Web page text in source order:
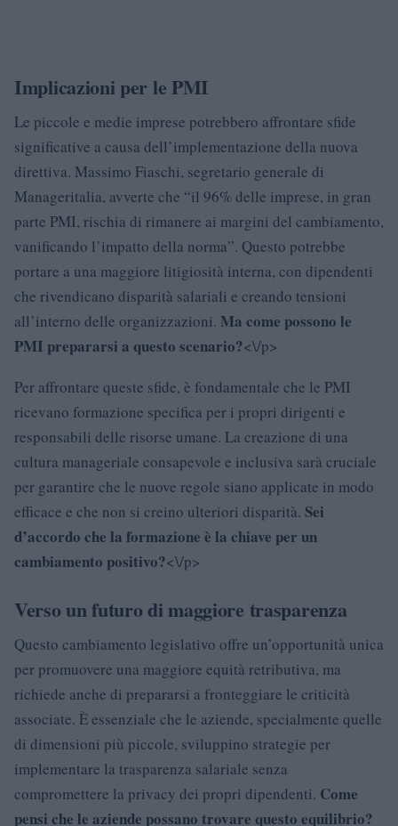
Implicazioni per le PMI
Le piccole e medie imprese potrebbero affrontare sfide
significative a causa dell’implementazione della nuova
direttiva. Massimo Fiaschi, segretario generale di
Manageritalia, avverte che “il 96% delle imprese, in gran
parte PMI, rischia di rimanere ai margini del cambiamento,
vanificando l’impatto della norma”. Questo potrebbe
portare a una maggiore litigiosità interna, con dipendenti
che rivendicano disparità salariali e creando tensioni
all’interno delle organizzazioni. Ma come possono le
PMI prepararsi a questo scenario?<\/p>
Per affrontare queste sfide, è fondamentale che le PMI
ricevano formazione specifica per i propri dirigenti e
responsabili delle risorse umane. La creazione di una
cultura manageriale consapevole e inclusiva sarà cruciale
per garantire che le nuove regole siano applicate in modo
efficace e che non si creino ulteriori disparità. Sei
d’accordo che la formazione è la chiave per un
cambiamento positivo?<\/p>
Verso un futuro di maggiore trasparenza
Questo cambiamento legislativo offre un’opportunità unica
per promuovere una maggiore equità retributiva, ma
richiede anche di prepararsi a fronteggiare le criticità
associate. È essenziale che le aziende, specialmente quelle
di dimensioni più piccole, sviluppino strategie per
implementare la trasparenza salariale senza
compromettere la privacy dei propri dipendenti. Come
pensi che le aziende possano trovare questo equilibrio?